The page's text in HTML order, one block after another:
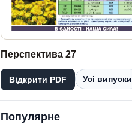
Перспектива 27
Відкрити PDF Усі випуски
Популярне